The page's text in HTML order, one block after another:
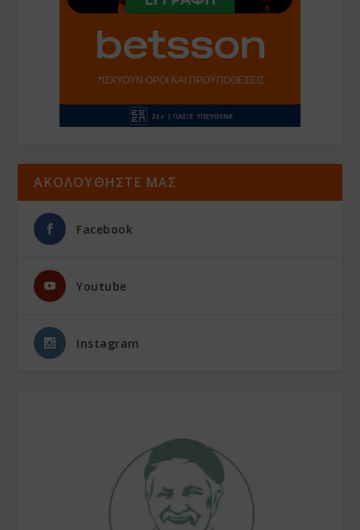
ΑΚΟΛΟΥΘΗΣΤΕ ΜΑΣ
Facebook
Youtube
Instagram